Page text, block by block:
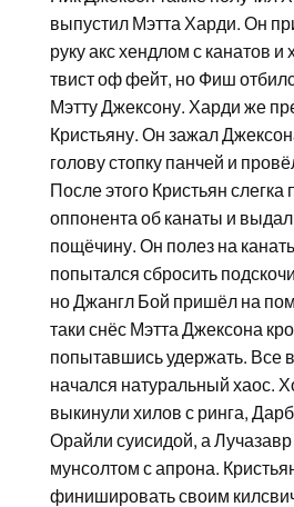
выпустил Мэтта Харди. Он
руку акс хендлом с канатов и
твист оф фейт, но Фиш
Мэтту Джексону. Харди же
Кристьяну. Он зажал
голову стопку панчей и
После этого Кристьян
оппонента об канаты и
пощёчину. Он полез на
попытался сбросить
но Джангл Бой пришёл на
таки снёс Мэтта Джексона
попытавшись удержать. Все
начался натуральный хаос.
выкинули хилов с ринга,
Орайли суисидой, а
мунсолтом с апрона.
финишировать своим